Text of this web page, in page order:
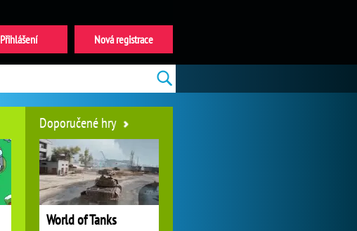
Doporučené hry
World of Tanks
Nová registrace
Přihlášení